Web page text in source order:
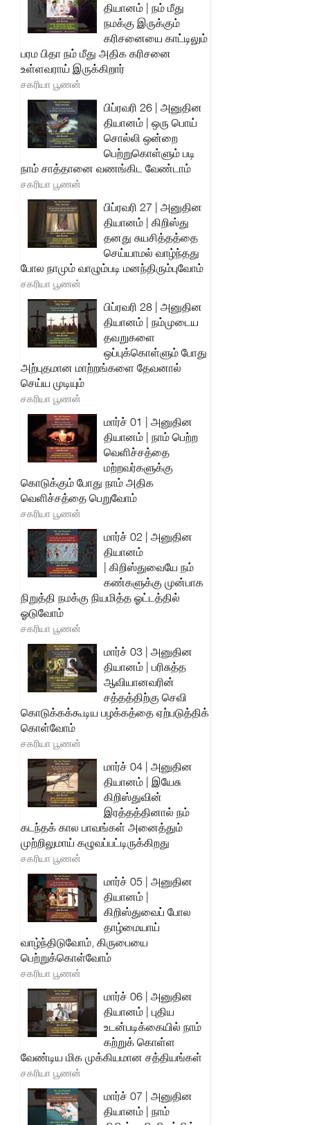
தியானம் | நம் மீது
நமக்கு இருக்கும்
கரிசனையை காட்டிலும்
பரம பிதா நம் மீது அதிக கரிசனை
உள்ளவராய் இருக்கிறார்
சகரியா பூணன்
பிப்ரவரி 26 | அனுதின
தியானம் | ஒரு பொய்
சொல்லி ஒன்றை
பெற்றுகொள்ளும் படி
நாம் சாத்தானை வணங்கிட வேண்டாம்
சகரியா பூணன்
பிப்ரவரி 27 | அனுதின
தியானம் | கிறிஸ்து
தனது சுயசித்தத்தை
செய்யாமல் வாழ்ந்தது
போல நாமும் வாழும்படி மனந்திரும்புவோம்
சகரியா பூணன்
பிப்ரவரி 28 | அனுதின
தியானம் | நம்முடைய
தவறுகளை
ஒப்புக்கொள்ளும் போது
அற்புதமான மாற்றங்களை தேவனால்
செய்ய முடியும்
சகரியா பூணன்
மார்ச் 01 | அனுதின
தியானம் | நாம் பெற்ற
வெளிச்சத்தை
மற்றவர்களுக்கு
கொடுக்கும் போது நாம் அதிக
வெளிச்சத்தை பெறுவோம்
சகரியா பூணன்
மார்ச் 02 | அனுதின
தியானம்
| கிறிஸ்துவையே நம்
கண்களுக்கு முன்பாக
நிறுத்தி நமக்கு நியமித்த ஓட்டத்தில்
ஓடுவோம்
சகரியா பூணன்
மார்ச் 03 | அனுதின
தியானம் | பரிசுத்த
ஆவியானவரின்
சத்தத்திற்கு செவி
கொடுக்கக்கூடிய பழக்கத்தை ஏற்படுத்திக்
கொள்வோம்
சகரியா பூணன்
மார்ச் 04 | அனுதின
தியானம் | இயேசு
கிறிஸ்துவின்
இரத்தத்தினால் நம்
கடந்தக் கால பாவங்கள் அனைத்தும்
முற்றிலுமாய் கழுவப்பட்டிருக்கிறது
சகரியா பூணன்
மார்ச் 05 | அனுதின
தியானம் |
கிறிஸ்துவைப் போல
தாழ்மையாய்
வாழ்ந்திடுவோம், கிருபையை
பெற்றுக்கொள்வோம்
சகரியா பூணன்
மார்ச் 06 | அனுதின
தியானம் | புதிய
உடன்படிக்கையில் நாம்
கற்றுக் கொள்ள
வேண்டிய மிக முக்கியமான சத்தியங்கள்
சகரியா பூணன்
மார்ச் 07 | அனுதின
தியானம் | நாம்